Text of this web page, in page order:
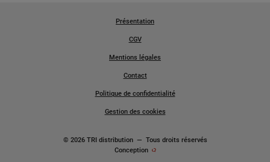
Présentation
CGV
Mentions légales
Contact
Politique de confidentialité
Gestion des cookies
© 2026 TRI distribution — Tous droits réservés
Conception